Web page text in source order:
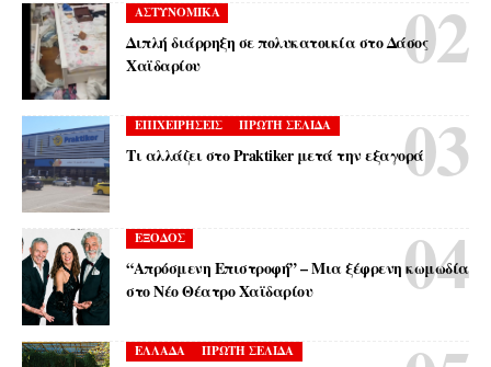
ΑΣΤΥΝΟΜΙΚΑ
Διπλή διάρρηξη σε πολυκατοικία στο Δάσος
Χαϊδαρίου
ΕΠΙΧΕΙΡΗΣΕΙΣ ΠΡΩΤΗ ΣΕΛΙΔΑ
Τι αλλάζει στο Praktiker μετά την εξαγορά
ΕΞΟΔΟΣ
“Απρόσμενη Επιστροφή” – Μια ξέφρενη κωμωδία
στο Νέο Θέατρο Χαϊδαρίου
ΕΛΛΑΔΑ ΠΡΩΤΗ ΣΕΛΙΔΑ